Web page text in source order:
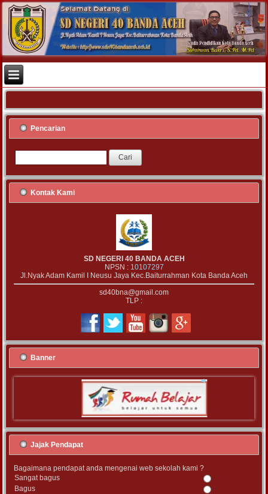
Pencarian
Kontak Kami
SD NEGERI 40 BANDA ACEH
NPSN : 10107297
Jl.Nyak Adam Kamil I Neusu Jaya Kec.Baiturrahman Kota Banda Aceh
sd40bna@gmail.com
TLP :
Banner
Jajak Pendapat
Bagaimana pendapat anda mengenai web sekolah kami ?
Sangat bagus
Bagus